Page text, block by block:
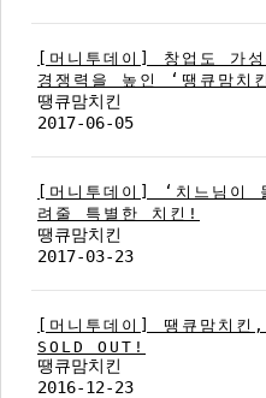
[머니투데이] 창업도 가
경쟁력을 높인 ‘땡큐맘치
땡큐맘치킨
2017-06-05
[머니투데이] ‘치느님이
려줄 특별한 치킨!
땡큐맘치킨
2017-03-23
[머니투데이] 땡큐맘치킨
SOLD OUT!
땡큐맘치킨
2016-12-23